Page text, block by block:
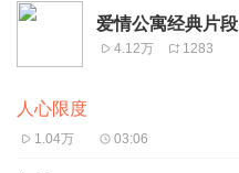
爱情公寓经典片段
4.12万 1283
人心限度
1.04万 03:06